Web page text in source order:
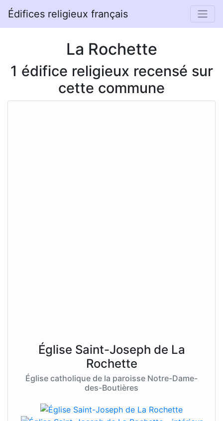
Édifices religieux français
La Rochette
1 édifice religieux recensé sur
cette commune
Église Saint-Joseph de La
Rochette
Église catholique de la paroisse Notre-Dame-
des-Boutières